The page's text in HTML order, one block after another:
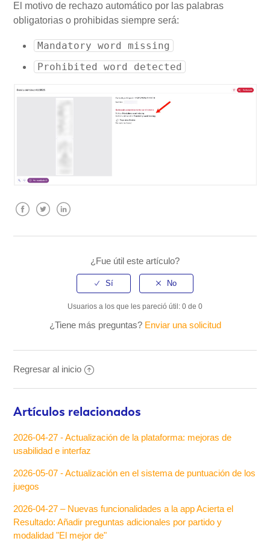
El motivo de rechazo automático por las palabras
obligatorias o prohibidas siempre será:
Mandatory word missing
Prohibited word detected
¿Fue útil este artículo?
Usuarios a los que les pareció útil: 0 de 0
¿Tiene más preguntas? Enviar una solicitud
Regresar al inicio
Artículos relacionados
2026-04-27 - Actualización de la plataforma: mejoras de
usabilidad e interfaz
2026-05-07 - Actualización en el sistema de puntuación de los
juegos
2026-04-27 – Nuevas funcionalidades a la app Acierta el
Resultado: Añadir preguntas adicionales por partido y
modalidad "El mejor de"